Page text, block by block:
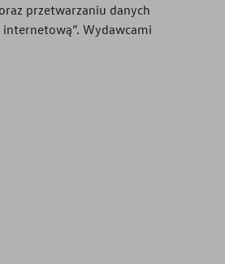
oferta
przetwarzaniu danych
Wydawcami